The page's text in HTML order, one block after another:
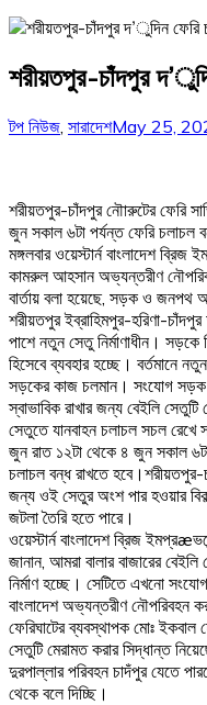
শরীয়তপুর-চাঁদপুর
টপ নিউজ সারাদেশMay 25,
শরীয়তপুর-চাঁদপুর নৌারুটের ফেরি
জুন সকাল ৬টা পর্যন্ত ফেরি চলাচল
মঙ্গলবার ওয়েস্টার্ন বাংলাদেশ
কামরুল আহসান অভ্যন্তরীণ
বার্তায় বলা হয়েছে, সড়ক ও জনপথ
শরীয়তপুর ইব্রাহিমপুর-হরিণা-
পাশে নতুন সেতু নির্মাণাধীন।
হিসেবে ব্যবহার হচ্ছে। বর্তমানে
সড়কের কাজ চলমান। সংযোগ সড়ক
স্বাভাবিক রাখার জন্য বেইলি
সেতুতে যানবাহন চলাচল সচল
জুন রাত ১২টা থেকে ৪ জুন সকাল
চলাচল বন্ধ রাখতে হবে।শরীয়তপুর-
জন্য ওই সেতুর অংশ পার হওয়ার
জটলা তৈরি হতে পারে।
ওয়েস্টার্ন বাংলাদেশ ব্রিজ
জানান, আমরা বালার বাজারের
নির্মাণ হচ্ছে। সেটিতে এখনো
বাংলাদেশ অভ্যন্তরীণ নৌপরিবহন
ফেরিঘাটের ব্যবস্থাপক মোঃ ইকবাল
সেতুটি মেরামত করার সিদ্ধান্ত
দুরপাল্লার পরিবহন চাদঁপুর যেতে
থেকে বলে দিচ্ছি।